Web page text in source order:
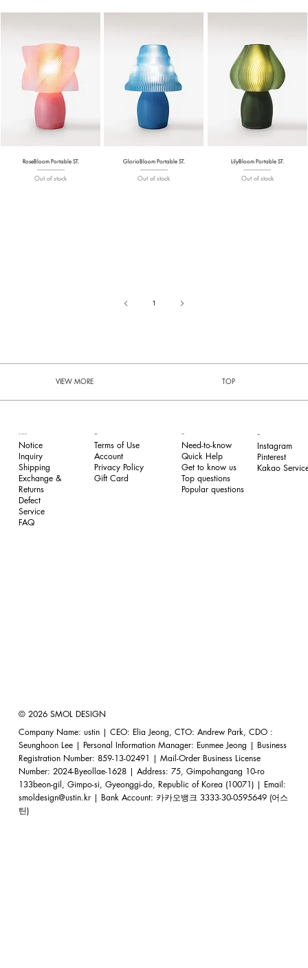
RoseBloom Portable ST.
Out of stock
GlorioBloom Portable ST.
Out of stock
LilyBloom Portable ST.
Out of stock
1Page
VIEW MORE TOP
Our Service
Notice
Inquiry
Shipping
Exchange &
Returns
​Defect
Service
FAQ
Legal
Terms of Use
​Account
Privacy Policy
​Gift Card
FAQ
Need-to-know
Quick Help
Get to know us
Top questions
Popular questions
Follow
Instagram
Pinterest​
Kakao
© 2026 SMOL DESIGN
Company Name: ustin | CEO: Elia Jeong, CTO: Andrew Park, CDO :
Seunghoon Lee | Personal Information Manager: Eunmee Jeong | Business
Registration Number: 859-13-02491 | Mail-Order Business License
Number: 2024-Byeollae-1628 | Address: 75, Gimpohangang 10-ro
133beon-gil, Gimpo-si, Gyeonggi-do, Republic of Korea (10071) | Email:
smoldesign@ustin.kr| Bank Account: 카카오뱅크 3333-30-0595649 (어스
틴)